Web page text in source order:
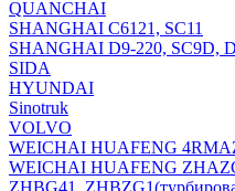
QUANCHAI
SHANGHAI C6121, SC11
SHANGHAI D9-220, SC9D,
SIDA
HYUNDAI
Sinotruk
VOLVO
WEICHAI HUAFENG
WEICHAI HUAFENG
ZHBG41,